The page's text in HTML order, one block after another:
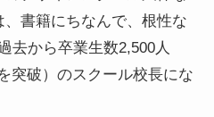
書籍にちなんで、根性な
去から卒業生数2,500人
突破）のスクール校長にな